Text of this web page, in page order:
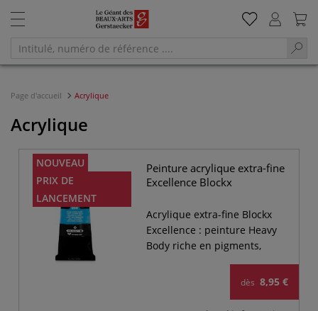
Page d'accueil Acrylique
Acrylique
NOUVEAU
PRIX DE
LANCEMENT
Peinture acrylique extra-fine
Excellence Blockx
Acrylique extra-fine Blockx
Excellence : peinture Heavy
Body riche en pigments,
onctueuse, résistante et
professionnelle.
dès 8,95 €